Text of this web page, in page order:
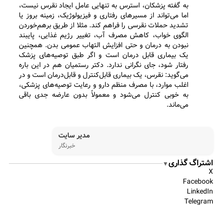
به گفته پزشکان، استرس به‌ تنهایی عامل ایجاد نقرس نیست،
اما می‌تواند از مسیرهای رفتاری و فیزیولوژیک، زمینه بروز یا
تشدید حملات نقرسی را فراهم کند. مثلا از طریق برهم‌خوردن
الگوی خواب، کاهش مصرف آب، تغییر رژیم غذایی، پایبند
نبودن به درمان و حتی افزایش التهاب عمومی بدن. همچنین
یک بیماری قابل درمان است و اگر طبق توصیه‌های پزشک
رفتار شود، جای نگرانی ندارد. دکتر رستمیان هم در این باره
می‌گوید: نقرس، یک بیماری قابل‌کنترل و قابل‌درمان است و در
اغلب موارد، با مصرف منظم دارو و رعایت توصیه‌های پزشکی،
به‌ خوبی کنترل می‌شود و معمولاً بدون عارضه جدی باقی
می‌ماند.
مدیر سایت
خبرنگار
اشتراگ گذاری▼
X
Facebook
LinkedIn
Telegram